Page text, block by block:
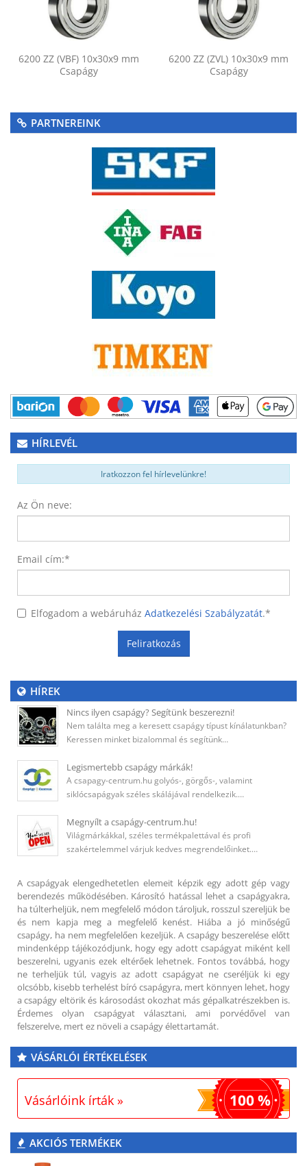
6200 ZZ (VBF) 10x30x9 mm
Csapágy
6200 ZZ (ZVL) 10x30x9 mm
Csapágy
PARTNEREINK
HÍRLEVÉL
Iratkozzon fel hírlevelünkre!
Az Ön neve:
Email cím:*
Elfogadom a webáruház Adatkezelési Szabályzatát.*
Feliratkozás
HÍREK
Nincs ilyen csapágy? Segítünk beszerezni!
Nem találta meg a keresett csapágy típust kínálatunkban?
Keressen minket bizalommal és segítünk…
Legismertebb csapágy márkák!
A csapagy-centrum.hu golyós-, görgős-, valamint
siklócsapágyak széles skálájával rendelkezik.…
Megnyílt a csapágy-centrum.hu!
Világmárkákkal, széles termékpalettával és profi
szakértelemmel várjuk kedves megrendelőinket.…
A csapágyak elengedhetetlen elemeit képzik egy adott gép vagy
berendezés működésében. Károsító hatással lehet a csapágyakra,
ha túlterheljük, nem megfelelő módon tároljuk, rosszul szereljük be
és nem kapja meg a megfelelő kenést. Hiába a jó minőségű
csapágy, ha nem megfelelően kezeljük. A csapágy beszerelése előtt
mindenképp tájékozódjunk, hogy egy adott csapágyat miként kell
beszerelni, ugyanis ezek eltérőek lehetnek. Fontos továbbá, hogy
ne terheljük túl, vagyis az adott csapágyat ne cseréljük ki egy
olcsóbb, kisebb terhelést bíró csapágyra, mert könnyen lehet, hogy
a csapágy eltörik és károsodást okozhat más gépalkatrészekben is.
Érdemes olyan csapágyat választani, ami porvédővel van
felszerelve, mert ez növeli a csapágy élettartamát.
VÁSÁRLÓI ÉRTÉKELÉSEK
Vásárlóink írták » 100 %
AKCIÓS TERMÉKEK